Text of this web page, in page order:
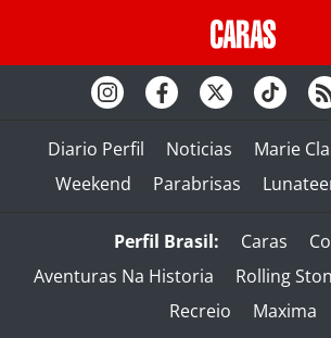
Diario Perfil Noticias Marie
Weekend
Parabrisas
Perfil Brasil: Caras
Aventuras Na Historia
Rolling
Recreio
Maxima